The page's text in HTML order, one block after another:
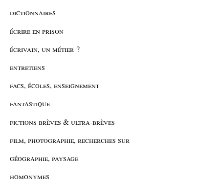
dictionnaires
écrire en prison
écrivain, un métier ?
entretiens
facs, écoles, enseignement
fantastique
fictions brèves & ultra-brèves
film, photographie, recherches sur
géographie, paysage
homonymes